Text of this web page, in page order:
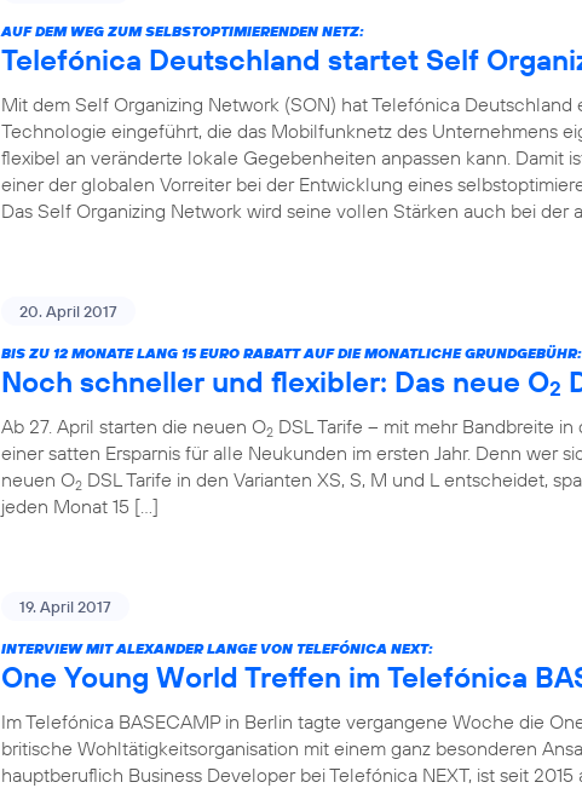
AUF DEM WEG ZUM SELBSTOPTIMIERENDEN NETZ:
Telefónica Deutschland startet Self
Mit dem Self Organizing Network (SON) hat Telefónica Deutschland
Technologie eingeführt, die das Mobilfunknetz des Unternehmens
flexibel an veränderte lokale Gegebenheiten anpassen kann. Damit
einer der globalen Vorreiter bei der Entwicklung eines
Das Self Organizing Network wird seine vollen Stärken auch bei der
20. April 2017
BIS ZU 12 MONATE LANG 15 EURO RABATT AUF DIE MONATLICHE GRUNDGEBÜHR:
Noch schneller und flexibler: Das neue O2
Ab 27. April starten die neuen O2 DSL Tarife – mit mehr Bandbreite
einer satten Ersparnis für alle Neukunden im ersten Jahr. Denn wer
neuen O2 DSL Tarife in den Varianten XS, S, M und L entscheidet,
jeden Monat 15 […]
19. April 2017
INTERVIEW MIT ALEXANDER LANGE VON TELEFÓNICA NEXT:
One Young World Treffen im Telefónica
Im Telefónica BASECAMP in Berlin tagte vergangene Woche die
britische Wohltätigkeitsorganisation mit einem ganz besonderen
hauptberuflich Business Developer bei Telefónica NEXT, ist seit